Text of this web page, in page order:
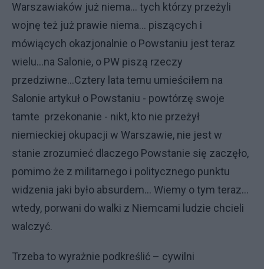
Warszawiaków już niema... tych którzy przeżyli
wojnę też już prawie niema... piszących i
mówiących okazjonalnie o Powstaniu jest teraz
wielu...na Salonie, o PW piszą rzeczy
przedziwne...Cztery lata temu umieściłem na
Salonie artykuł o Powstaniu - powtórzę swoje
tamte przekonanie - nikt, kto nie przeżył
niemieckiej okupacji w Warszawie, nie jest w
stanie zrozumieć dlaczego Powstanie się zaczęło,
pomimo że z militarnego i politycznego punktu
widzenia jaki było absurdem... Wiemy o tym teraz...
wtedy, porwani do walki z Niemcami ludzie chcieli
walczyć.
Trzeba to wyrażnie podkreślić – cywilni